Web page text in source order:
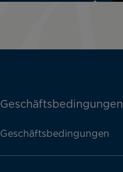
Geschäftsbedingungen
Geschäftsbedingungen